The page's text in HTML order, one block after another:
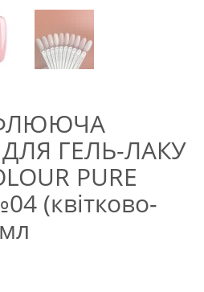
ГЕЛЬ-ЛАКУ
PURE
(квітково-